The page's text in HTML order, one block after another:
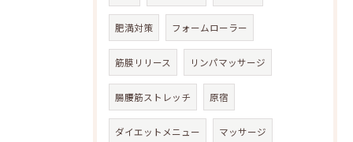
肥満対策 フォームローラー
筋膜リリース リンパマッサージ
腸腰筋ストレッチ 原宿
ダイエットメニュー マッサージ